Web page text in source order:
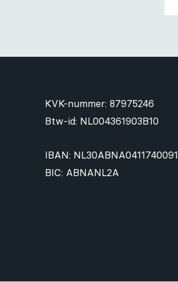
KVK-nummer: 87975246
Btw-id: NL004361903B10
IBAN: NL30ABNA0411740091
BIC: ABNANL2A